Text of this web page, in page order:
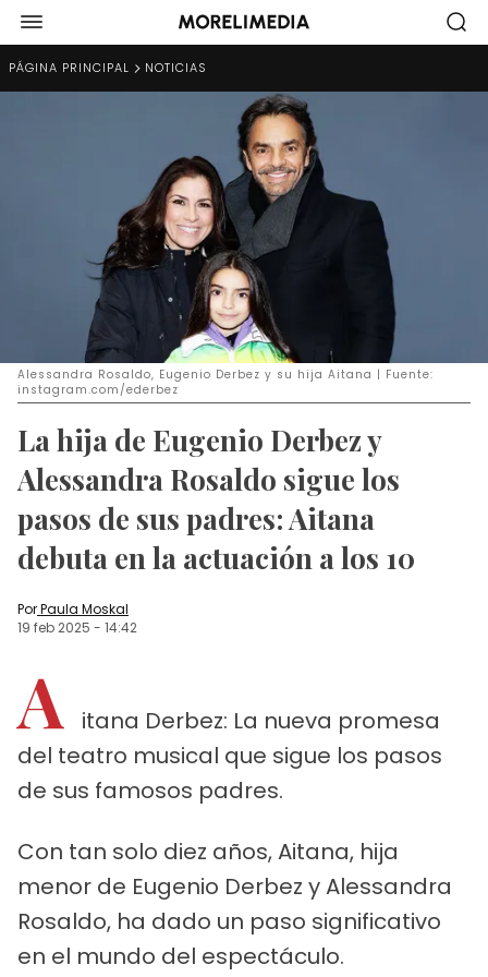
PÁGINA PRINCIPAL NOTICIAS
Alessandra Rosaldo, Eugenio Derbez y su hija Aitana | Fuente:
instagram.com/ederbez
La hija de Eugenio Derbez y
Alessandra Rosaldo sigue los
pasos de sus padres: Aitana
debuta en la actuación a los 10
PorPaula Moskal
19 feb 2025 - 14:42
A
itana Derbez: La nueva promesa
del teatro musical que sigue los pasos
de sus famosos padres.
Con tan solo diez años, Aitana, hija
menor de Eugenio Derbez y Alessandra
Rosaldo, ha dado un paso significativo
en el mundo del espectáculo.